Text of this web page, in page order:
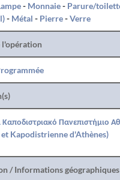
- Monnaie- Parure/
- Métal - Pierre-Verre
l'opération
Καποδιστριακό Πανεπιστήμιο
Kapodistrienne d'Athènes)
/ Informations géographiques